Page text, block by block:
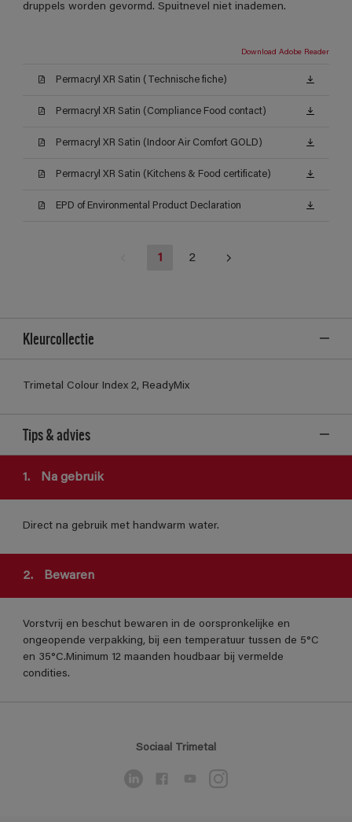
druppels worden gevormd. Spuitnevel niet inademen.
Download Adobe Reader
Permacryl XR Satin (Technische fiche)
Permacryl XR Satin (Compliance Food contact)
Permacryl XR Satin (Indoor Air Comfort GOLD)
Permacryl XR Satin (Kitchens & Food certificate)
EPD of Environmental Product Declaration
1 2
Kleurcollectie
Trimetal Colour Index 2, ReadyMix
Tips & advies
1. Na gebruik
Direct na gebruik met handwarm water.
2. Bewaren
Vorstvrij en beschut bewaren in de oorspronkelijke en
ongeopende verpakking, bij een temperatuur tussen de 5°C
en 35°C.Minimum 12 maanden houdbaar bij vermelde
condities.
Sociaal Trimetal